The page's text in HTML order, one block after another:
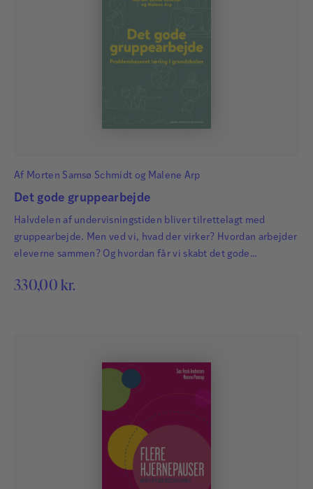
Af Morten Samsø Schmidt og Malene Arp
Det gode gruppearbejde
Halvdelen af undervisningstiden bliver tilrettelagt med
gruppearbejde. Men ved vi, hvad der virker? Hvordan arbejder
eleverne sammen? Og hvordan får vi skabt det gode
330,00 kr.